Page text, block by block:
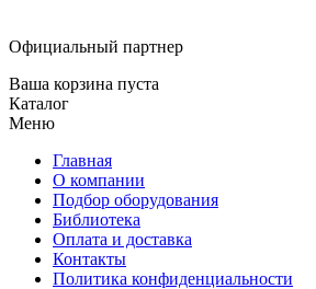
Официальный партнер
Ваша корзина пуста
Каталог
Меню
Главная
О компании
Подбор оборудования
Библиотека
Оплата и доставка
Контакты
Политика конфиденциальности